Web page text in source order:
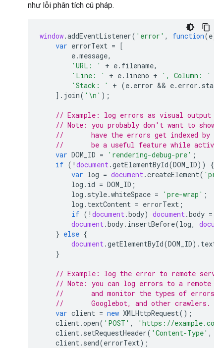
như lỗi phân tích cú pháp.
window.addEventListener( 'error' , function(e)
var errorText = [
e.message,
'URL: '
+ e. filename,
'Line: '
+ e. lineno + ', Column: '
'Stack: '
+ (e. error && e. error . stack
]. join( '\n' );
// Example: log errors as visual output
// Note: you probably don't want to show
//       have the errors get indexed by
//       be a useful feature while actively
var DOM_ID = 'rendering-debug-pre' ;
if ( ! document.getElementById(DOM_ID))
{
var log = document.createElement(
log . id = DOM_ID ;
log . style.whiteSpace = 'pre-wrap' ;
log . textContent = errorText ;
if ( ! document.body) document.body =
document.body. insertBefore(log,
} else {
document.getElementById(DOM_ID).
}
// Example: log the error to remote
// Note: you can log errors to a remote
//       and monitor the types of errors
//       Googlebot, and other crawlers.
var client = new XMLHttpRequest();
client.open( 'POST' ,
'https://
client. setRequestHeader( 'Content-Type' ,
client. send(errorText);